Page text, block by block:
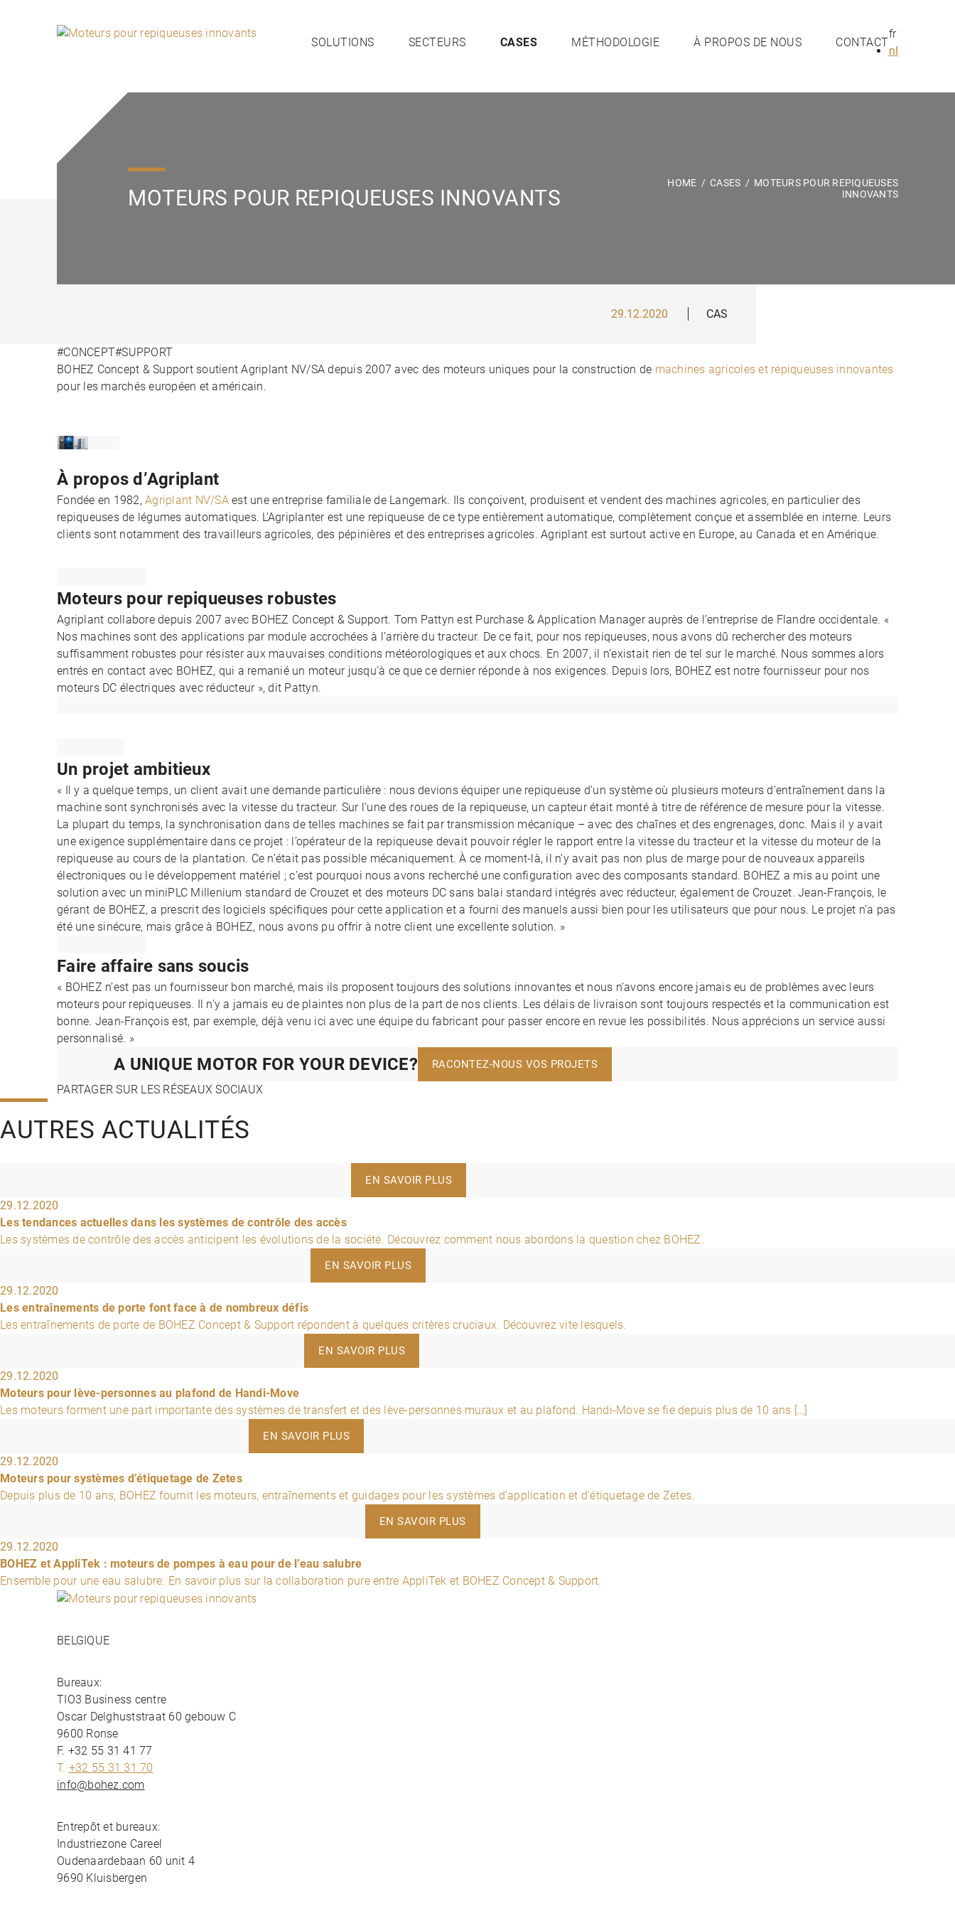
SOLUTIONS SECTEURS CASES MÉTHODOLOGIE À PROPOS DE NOUS CONTACT
fr
nl
MOTEURS POUR REPIQUEUSES INNOVANTS
HOME / CASES / MOTEURS POUR REPIQUEUSES
INNOVANTS
29.12.2020 CAS
#CONCEPT#SUPPORT
BOHEZ Concept & Support soutient Agriplant NV/SA depuis 2007 avec des moteurs uniques pour la construction de machines agricoles et repiqueuses innovantes
pour les marchés européen et américain.
À propos d’Agriplant
Fondée en 1982, Agriplant NV/SAest une entreprise familiale de Langemark. Ils conçoivent, produisent et vendent des machines agricoles, en particulier des
repiqueuses de légumes automatiques. L’Agriplanter est une repiqueuse de ce type entièrement automatique, complètement conçue et assemblée en interne. Leurs
clients sont notamment des travailleurs agricoles, des pépinières et des entreprises agricoles. Agriplant est surtout active en Europe, au Canada et en Amérique.
Moteurs pour repiqueuses robustes
Agriplant collabore depuis 2007 avec BOHEZ Concept & Support. Tom Pattyn est Purchase & Application Manager auprès de l’entreprise de Flandre occidentale. «
Nos machines sont des applications par module accrochées à l’arrière du tracteur. De ce fait, pour nos repiqueuses, nous avons dû rechercher des moteurs
suffisamment robustes pour résister aux mauvaises conditions météorologiques et aux chocs. En 2007, il n’existait rien de tel sur le marché. Nous sommes alors
entrés en contact avec BOHEZ, qui a remanié un moteur jusqu’à ce que ce dernier réponde à nos exigences. Depuis lors, BOHEZ est notre fournisseur pour nos
moteurs DC électriques avec réducteur », dit Pattyn.
Un projet ambitieux
« Il y a quelque temps, un client avait une demande particulière : nous devions équiper une repiqueuse d’un système où plusieurs moteurs d’entraînement dans la
machine sont synchronisés avec la vitesse du tracteur. Sur l’une des roues de la repiqueuse, un capteur était monté à titre de référence de mesure pour la vitesse.
La plupart du temps, la synchronisation dans de telles machines se fait par transmission mécanique – avec des chaînes et des engrenages, donc. Mais il y avait
une exigence supplémentaire dans ce projet : l’opérateur de la repiqueuse devait pouvoir régler le rapport entre la vitesse du tracteur et la vitesse du moteur de la
repiqueuse au cours de la plantation. Ce n’était pas possible mécaniquement. À ce moment-là, il n’y avait pas non plus de marge pour de nouveaux appareils
électroniques ou le développement matériel ; c’est pourquoi nous avons recherché une configuration avec des composants standard. BOHEZ a mis au point une
solution avec un miniPLC Millenium standard de Crouzet et des moteurs DC sans balai standard intégrés avec réducteur, également de Crouzet. Jean-François, le
gérant de BOHEZ, a prescrit des logiciels spécifiques pour cette application et a fourni des manuels aussi bien pour les utilisateurs que pour nous. Le projet n’a pas
été une sinécure, mais grâce à BOHEZ, nous avons pu offrir à notre client une excellente solution. »
Faire affaire sans soucis
« BOHEZ n’est pas un fournisseur bon marché, mais ils proposent toujours des solutions innovantes et nous n’avons encore jamais eu de problèmes avec leurs
moteurs pour repiqueuses. Il n’y a jamais eu de plaintes non plus de la part de nos clients. Les délais de livraison sont toujours respectés et la communication est
bonne. Jean-François est, par exemple, déjà venu ici avec une équipe du fabricant pour passer encore en revue les possibilités. Nous apprécions un service aussi
personnalisé. »
A UNIQUE MOTOR FOR YOUR DEVICE? RACONTEZ-NOUS VOS PROJETS
PARTAGER SUR LES RÉSEAUX SOCIAUX
AUTRES ACTUALITÉS
EN SAVOIR PLUS
29.12.2020
Les tendances actuelles dans les systèmes de contrôle des accès
Les systèmes de contrôle des accès anticipent les évolutions de la société. Découvrez comment nous abordons la question chez BOHEZ.
EN SAVOIR PLUS
29.12.2020
Les entraînements de porte font face à de nombreux défis
Les entraînements de porte de BOHEZ Concept & Support répondent à quelques critères cruciaux. Découvrez vite lesquels.
EN SAVOIR PLUS
29.12.2020
Moteurs pour lève-personnes au plafond de Handi-Move
Les moteurs forment une part importante des systèmes de transfert et des lève-personnes muraux et au plafond. Handi-Move se fie depuis plus de 10 ans […]
EN SAVOIR PLUS
29.12.2020
Moteurs pour systèmes d’étiquetage de Zetes
Depuis plus de 10 ans, BOHEZ fournit les moteurs, entraînements et guidages pour les systèmes d’application et d'étiquetage de Zetes.
EN SAVOIR PLUS
29.12.2020
BOHEZ et AppliTek : moteurs de pompes à eau pour de l’eau salubre
Ensemble pour une eau salubre. En savoir plus sur la collaboration pure entre AppliTek et BOHEZ Concept & Support.
BELGIQUE
Bureaux:
TIO3 Business centre
Oscar Delghuststraat 60 gebouw C
9600 Ronse
F. +32 55 31 41 77
T. +32 55 31 31 70
info@bohez.com
Entrepôt et bureaux:
Industriezone Careel
Oudenaardebaan 60 unit 4
9690 Kluisbergen